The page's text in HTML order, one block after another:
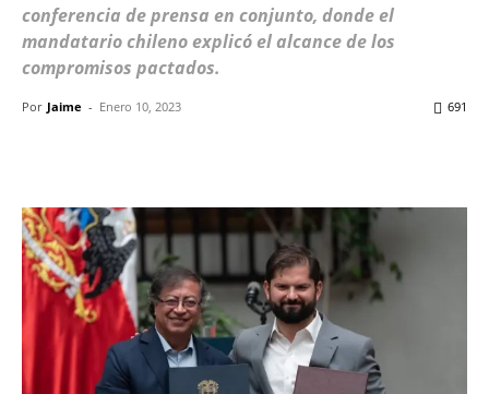
conferencia de prensa en conjunto, donde el
mandatario chileno explicó el alcance de los
compromisos pactados.
Por Jaime - Enero 10, 2023 691